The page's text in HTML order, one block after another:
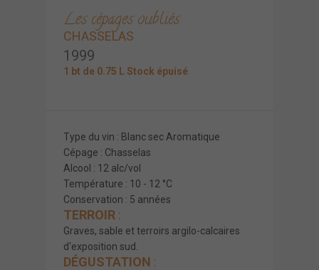
CONTACT
Les cépages oubliés
CHASSELAS
1999
1 bt de 0.75 L Stock épuisé
Type du vin : Blanc sec Aromatique
Cépage : Chasselas
Alcool : 12 alc/vol
Température : 10 - 12 °C
Conservation : 5 années
TERROIR :
Graves, sable et terroirs argilo-calcaires
d'exposition sud.
DÉGUSTATION :